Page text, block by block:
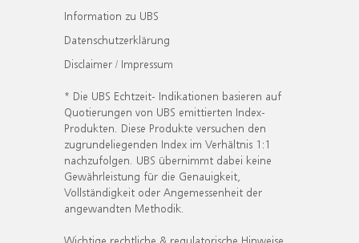
Information zu UBS
Datenschutzerklärung
Disclaimer / Impressum
* Die UBS Echtzeit- Indikationen basieren auf
Quotierungen von UBS emittierten Index-
Produkten. Diese Produkte versuchen den
zugrundeliegenden Index im Verhältnis 1:1
nachzufolgen. UBS übernimmt dabei keine
Gewährleistung für die Genauigkeit,
Vollständigkeit oder Angemessenheit der
angewandten Methodik.